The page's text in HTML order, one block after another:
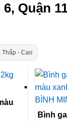
Quận
Thấp - Cao
Bình